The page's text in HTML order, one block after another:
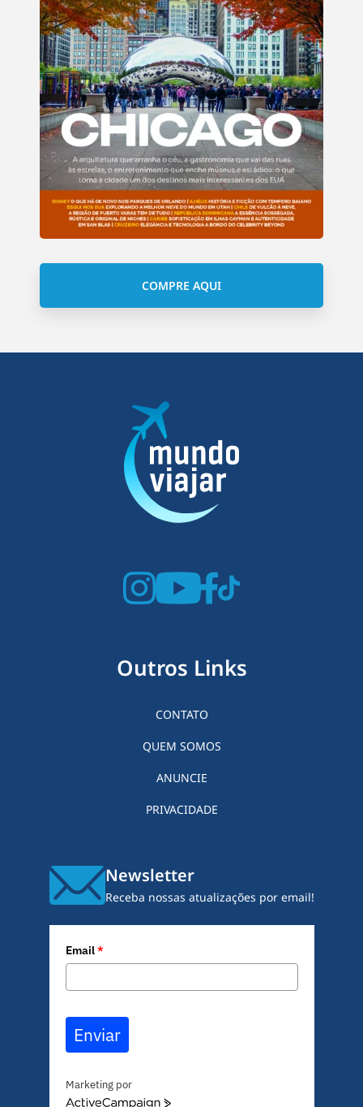
COMPRE AQUI
Outros Links
CONTATO
QUEM SOMOS
ANUNCIE
PRIVACIDADE
Newsletter
Receba nossas atualizações por email!
Email*
Enviar
Marketing por